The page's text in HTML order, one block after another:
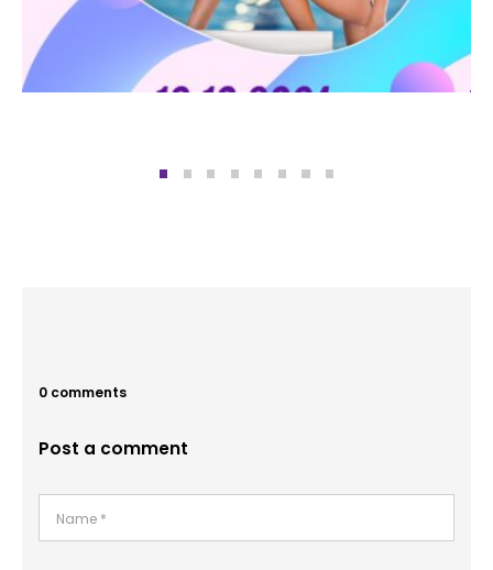
0 comments
Post a comment